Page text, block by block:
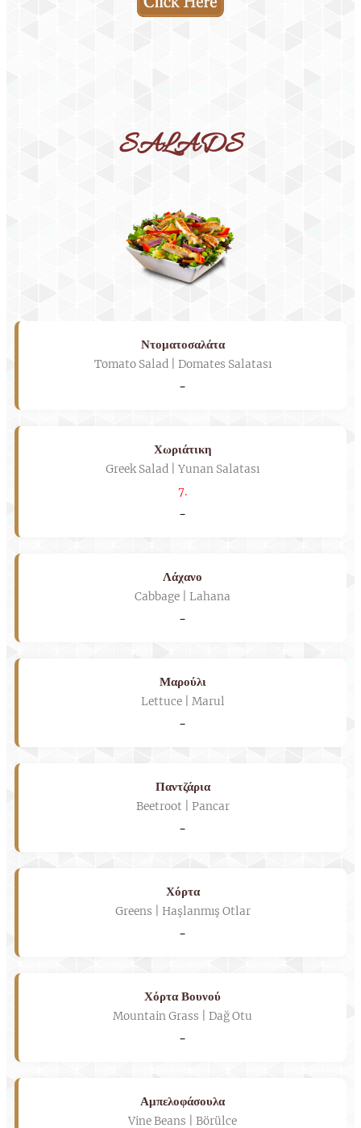
SALADS
Ντοματοσαλάτα
Tomato Salad | Domates Salatası
-
Χωριάτικη
Greek Salad | Yunan Salatası
7.
-
Λάχανο
Cabbage | Lahana
-
Μαρούλι
Lettuce | Marul
-
Παντζάρια
Beetroot | Pancar
-
Χόρτα
Greens | Haşlanmış Otlar
-
Χόρτα Βουνού
Mountain Grass | Dağ Otu
-
Αμπελοφάσουλα
Vine Beans | Börülce